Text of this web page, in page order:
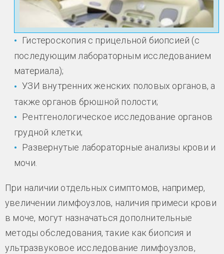
Гистероскопия с прицельной биопсией (с
последующим лабораторным исследованием
материала);
УЗИ внутренних женских половых органов, а
также органов брюшной полости;
Рентгенологическое исследование органов
грудной клетки;
Развернутые лабораторные анализы крови и
мочи.
При наличии отдельных симптомов, например,
увеличении лимфоузлов, наличия примеси крови
в моче, могут назначаться дополнительные
методы обследования, такие как биопсия и
ультразвуковое исследование лимфоузлов,